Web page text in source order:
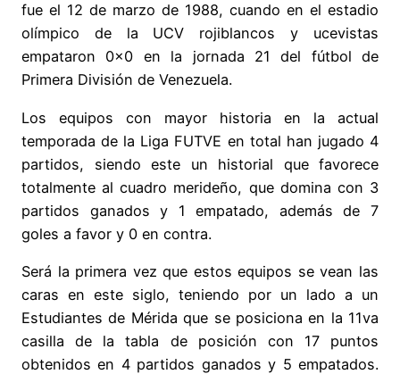
fue el 12 de marzo de 1988, cuando en el estadio
olímpico de la UCV rojiblancos y ucevistas
empataron 0x0 en la jornada 21 del fútbol de
Primera División de Venezuela.
Los equipos con mayor historia en la actual
temporada de la Liga FUTVE en total han jugado 4
partidos, siendo este un historial que favorece
totalmente al cuadro merideño, que domina con 3
partidos ganados y 1 empatado, además de 7
goles a favor y 0 en contra.
Será la primera vez que estos equipos se vean las
caras en este siglo, teniendo por un lado a un
Estudiantes de Mérida que se posiciona en la 11va
casilla de la tabla de posición con 17 puntos
obtenidos en 4 partidos ganados y 5 empatados.